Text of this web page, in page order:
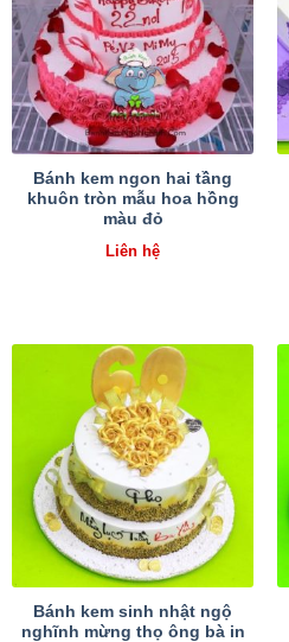
Bánh kem ngon hai tầng
khuôn tròn mẫu hoa hồng
màu đỏ
Liên hệ
Bánh kem sinh nhật ngộ
nghĩnh mừng thọ ông bà in